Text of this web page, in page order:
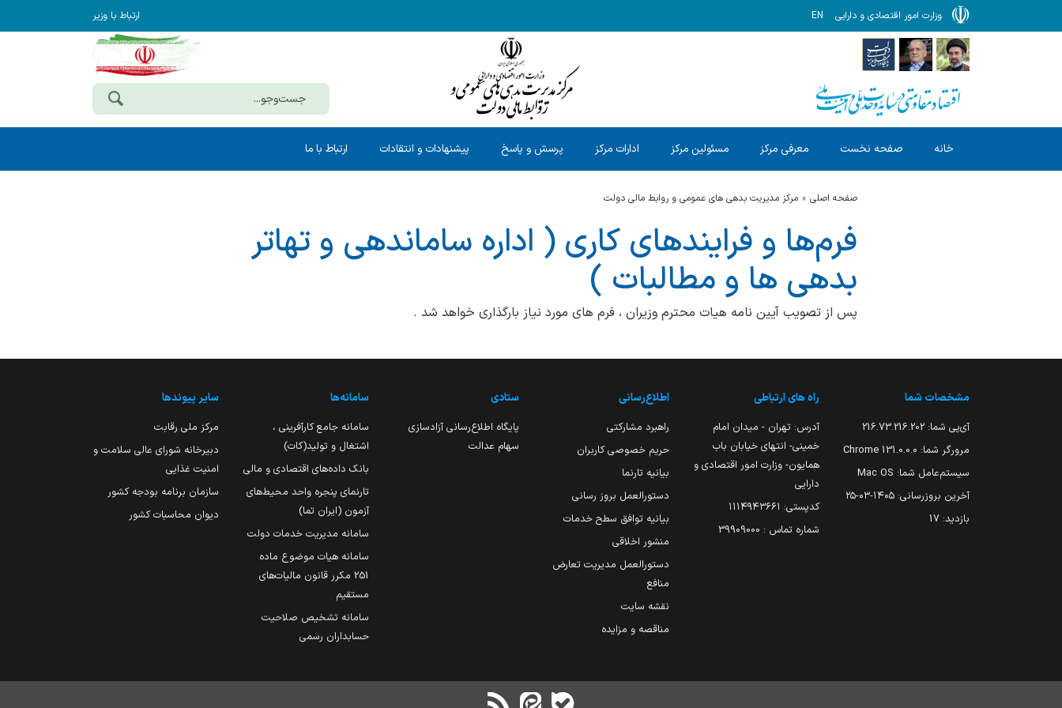
وزارت امور اقتصادی و دارایی EN ارتباط با وزیر
خانه صفحه نخست معرفی مرکز مسئولین مرکز ادارات مرکز پرسش و پاسخ پیشنهادات و انتقادات ارتباط با ما
صفحه اصلی مرکز مدیریت بدهی های عمومی و روابط مالی دولت
فرم‌ها و فرایندهای کاری ( اداره ساماندهی و تهاتر
بدهی ها و مطالبات )
پس از تصویب آیین نامه هیات محترم وزیران ، فرم های مورد نیاز بارگذاری خواهد شد .
مشخصات شما
آی‌پی شما: 216.73.216.202
مرورگر شما: 131.0.0.0 Chrome
سیستم‌عامل شما: Mac OS
آخرین بروزرسانی: ۱۴۰۵-۰۳-۲۵
بازدید: 17
راه های ارتباطی
آدرس: تهران - میدان امام
خمینی- انتهای خیابان باب
همایون- وزارت امور اقتصادی و
دارایی
کدپستی: ۱۱۱۴۹۴۳۶۶۱
شماره تماس : 39909000
اطلاع‌رسانی
راهبرد مشارکتی
حریم خصوصی کاربران
بیانیه تارنما
دستورالعمل بروز رسانی
بیانیه توافق سطح خدمات
منشور اخلاقی
دستورالعمل مدیریت تعارض
منافع
نقشه سایت
مناقصه و مزایده
ستادی
پایگاه اطلاع‌رسانی آزادسازی
سهام عدالت
سامانه‌ها
سامانه جامع کارآفرینی ،
اشتغال و تولید(کات)
بانک داده‌های اقتصادی و مالی
تارنمای پنجره واحد محیط‌های
آزمون (ایران تما)
سامانه مدیریت خدمات دولت
سامانه هیات موضوع ماده
251 مکرر قانون مالیات‌های
مستقیم
سامانه تشخیص صلاحیت
حسابداران رسمی
سایر پیوندها
مرکز ملی رقابت
دبیرخانه شورای عالی سلامت و
امنیت غذایی
سازمان برنامه بودجه کشور
دیوان محاسبات کشور